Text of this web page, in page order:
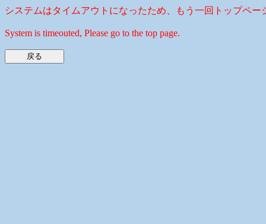
システムはタイムアウトになったため、もう一回トップペー
System is timeouted, Please go to the top page.